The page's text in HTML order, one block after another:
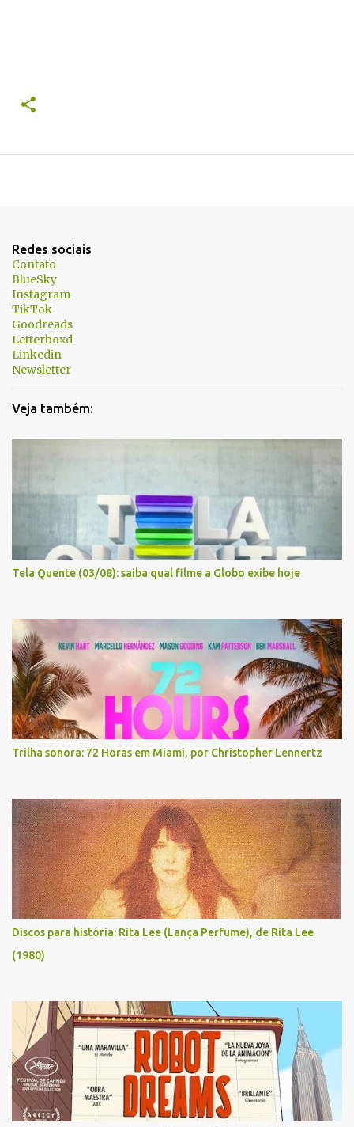
Redes sociais
Contato
BlueSky
Instagram
TikTok
Goodreads
Letterboxd
Linkedin
Newsletter
Veja também:
Tela Quente (03/08): saiba qual filme a Globo exibe hoje
Trilha sonora: 72 Horas em Miami, por Christopher Lennertz
Discos para história: Rita Lee (Lança Perfume), de Rita Lee
(1980)